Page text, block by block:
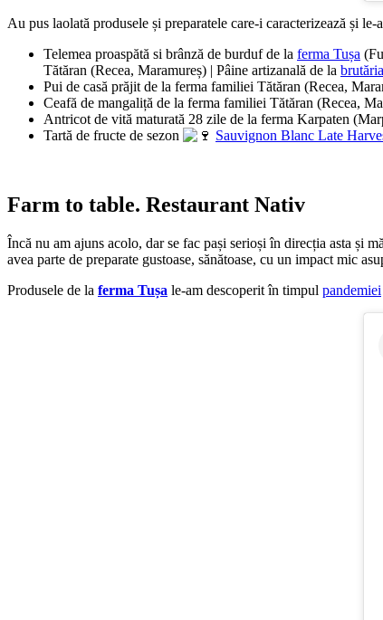
Au pus laolată produsele și preparatele care-i caracterizează și
Telemea proaspătă si brânză de burduf de la ferma Tușa
Tătăran (Recea, Maramureș) | Pâine artizanală de la
Pui de casă prăjit de la ferma familiei Tătăran (Recea,
Ceafă de mangaliță de la ferma familiei Tătăran (Recea,
Antricot de vită maturată 28 zile de la ferma Karpaten
Tartă de fructe de sezon
Sauvignon Blanc Late
Farm to table. Restaurant Nativ
Încă nu am ajuns acolo, dar se fac pași serioși în direcția asta și
avea parte de preparate gustoase, sănătoase, cu un impact mic
Produsele de la ferma Tușa le-am descoperit în timpul pandemiei